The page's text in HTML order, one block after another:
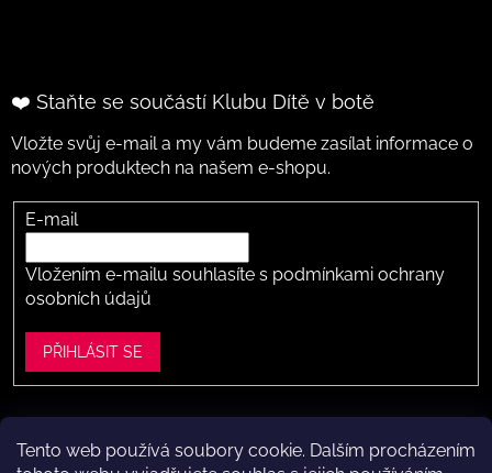
Tento web používá soubory cookie. Dalším procházením
❤️ Staňte se součástí Klubu Dítě v botě
Vložte svůj e-mail a my vám budeme zasílat informace o
nových produktech na našem e-shopu.
E-mail
Vložením e-mailu souhlasíte s podmínkami ochrany
osobních údajů
PŘIHLÁSIT SE
Vytvořil Shoptet